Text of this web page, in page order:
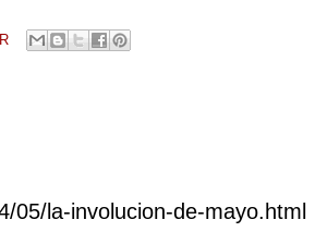
05/la-involucion-de-mayo.html